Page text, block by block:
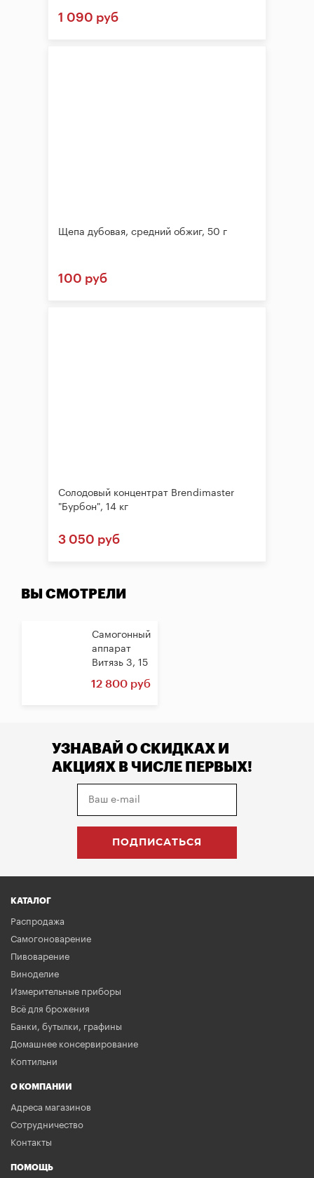
1 090 руб
Щепа дубовая, средний обжиг, 50 г
100 руб
Солодовый концентрат Brendimaster
"Бурбон", 14 кг
3 050 руб
ВЫ СМОТРЕЛИ
Самогонный
аппарат
Витязь 3, 15
12 800 руб
УЗНАВАЙ О СКИДКАХ И
АКЦИЯХ В ЧИСЛЕ ПЕРВЫХ!
КАТАЛОГ
Распродажа
Самогоноварение
Пивоварение
Виноделие
Измерительные приборы
Всё для брожения
Банки, бутылки, графины
Домашнее консервирование
Коптильни
О КОМПАНИИ
Адреса магазинов
Сотрудничество
Контакты
ПОМОЩЬ